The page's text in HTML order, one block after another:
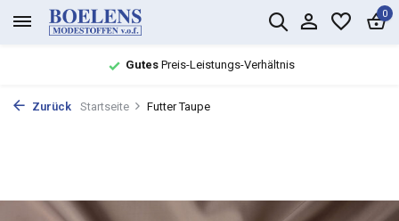
0
GutesPreis-Leistungs-Verhältnis
Zurück Startseite Futter Taupe